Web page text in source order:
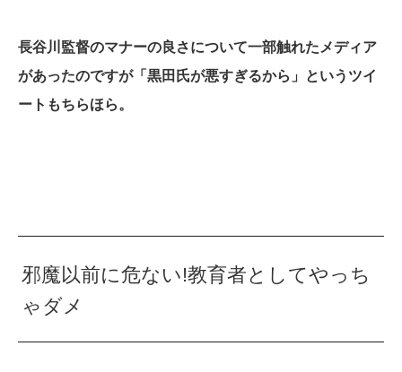
長谷川監督のマナーの良さについて一部触れたメディア
があったのですが「黒田氏が悪すぎるから」というツイ
ートもちらほら。
邪魔以前に危ない!教育者としてやっち
ゃダメ